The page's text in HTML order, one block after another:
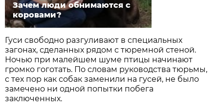
Зачем люди обнимаются с
коровами?
Гуси свободно разгуливают в специальных
загонах, сделанных рядом с тюремной стеной.
Ночью при малейшем шуме птицы начинают
громко гоготать. По словам руководства тюрьмы,
с тех пор как собак заменили на гусей, не было
замечено ни одной попытки побега
заключенных.